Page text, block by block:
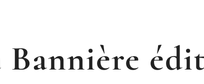
Bannière